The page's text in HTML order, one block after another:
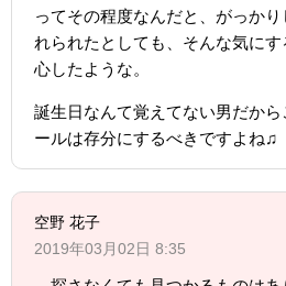
ってその程度なんだと、がっか
れられたとしても、そんな気に
心したような。
誕生日なんて覚えてない男だか
ールは存分にするべきですよね♫
空野 花子
2019年03月02日 8:35